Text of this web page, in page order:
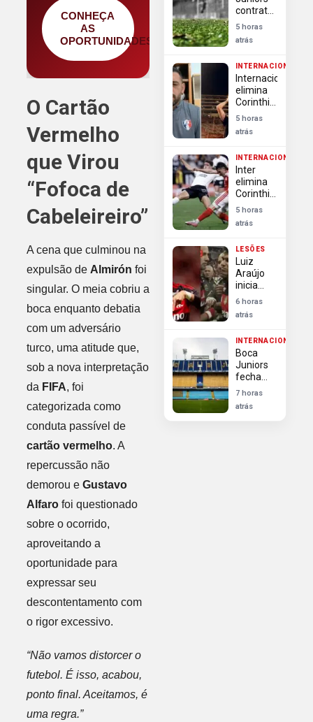
CONHEÇA
AS
OPORTUNIDADES
O Cartão
Vermelho
que Virou
“Fofoca de
Cabeleireiro”
A cena que culminou na
expulsão de Almirón foi
singular. O meia cobriu a
boca enquanto debatia
com um adversário
turco, uma atitude que,
sob a nova interpretação
da FIFA, foi
categorizada como
conduta passível de
cartão vermelho. A
repercussão não
demorou e Gustavo
Alfarofoi questionado
sobre o ocorrido,
aproveitando a
oportunidade para
expressar seu
descontentamento com
o rigor excessivo.
“Não vamos distorcer o
futebol. É isso, acabou,
ponto final. Aceitamos, é
uma regra.”
contrata
Enner
Valencia,
ex-
para
vaga de
Cavani
5 horas
atrás
INTERNACIONAL
Internacional
elimina
Corinthians
na Copa
do Brasil
apesar
derrota
na Neo
Química
Arena
5 horas
atrás
INTERNACIONAL
Inter
elimina
Corinthians
na Copa
do Brasil
e encerra
bi
5 horas
atrás
LESÕES
Luiz
Araújo
inicia
transição
e vira
esperança
Flamengo
para
duelo na
Libertadores
6 horas
atrás
INTERNACIONAL
Boca
Juniors
fecha
com
Enner
Valencia
7 horas
atrás